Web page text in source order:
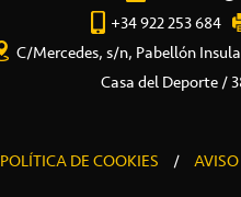
+34 922 253 684
C/Mercedes, s/n, Pabellón
Casa del Deporte /
POLÍTICA DE COOKIES /